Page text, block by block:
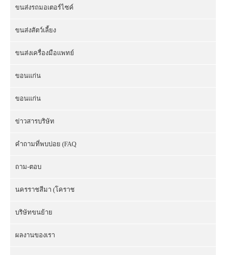
ขนส่งรถมอเตอร์ไซค์
ขนส่งสัตว์เลี้ยง
ขนส่งเครื่องมือแพทย์
ขอนแก่น
ขอนแก่น
ข่าวสารบริษัท
คำถามที่พบบ่อย (FAQ
ถาม-ตอบ
นครราชสีมา (โคราช
บริษัทขนย้าย
ผลงานของเรา